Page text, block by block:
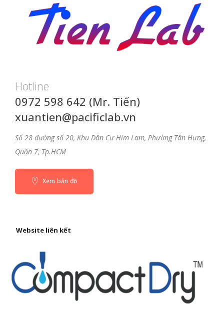
Hotline
0972 598 642 (Mr. Tiến)
xuantien@pacificlab.vn
Số 28 đường số 20, Khu Dân Cư Him Lam, Phường Tân Hưng,
Quận 7, Tp.HCM
Xem bản đồ
Website liên kết